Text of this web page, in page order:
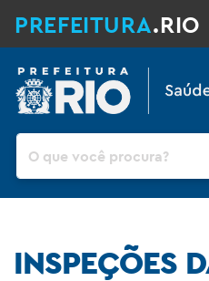
PREFEITURA.RIO
INSPEÇÕES